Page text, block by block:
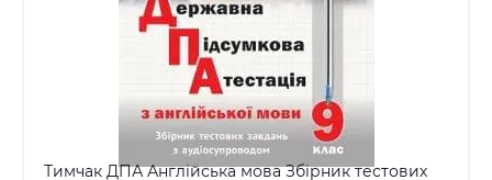
Тимчак ДПА Англійська мова Збірник тестових